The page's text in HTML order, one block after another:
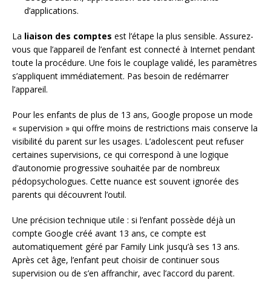
d’applications.
La liaison des comptes est l’étape la plus sensible. Assurez-
vous que l’appareil de l’enfant est connecté à Internet pendant
toute la procédure. Une fois le couplage validé, les paramètres
s’appliquent immédiatement. Pas besoin de redémarrer
l’appareil.
Pour les enfants de plus de 13 ans, Google propose un mode
« supervision » qui offre moins de restrictions mais conserve la
visibilité du parent sur les usages. L’adolescent peut refuser
certaines supervisions, ce qui correspond à une logique
d’autonomie progressive souhaitée par de nombreux
pédopsychologues. Cette nuance est souvent ignorée des
parents qui découvrent l’outil.
Une précision technique utile : si l’enfant possède déjà un
compte Google créé avant 13 ans, ce compte est
automatiquement géré par Family Link jusqu’à ses 13 ans.
Après cet âge, l’enfant peut choisir de continuer sous
supervision ou de s’en affranchir, avec l’accord du parent.